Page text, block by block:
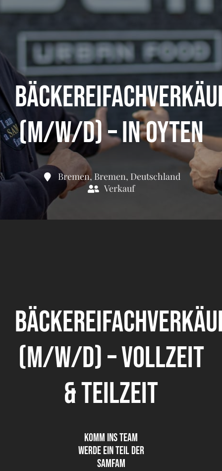
(m/w/d) – in Oyten
Bremen, Bremen, Deutschland
Verkauf
(m/w/d) – Vollzeit
& Teilzeit
KOMM INS TEAM
WERDE EIN TEIL DER
SAMFAM